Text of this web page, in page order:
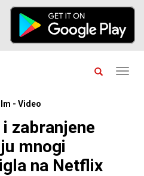
- Video
zabranjene
mnogi
na Netflix